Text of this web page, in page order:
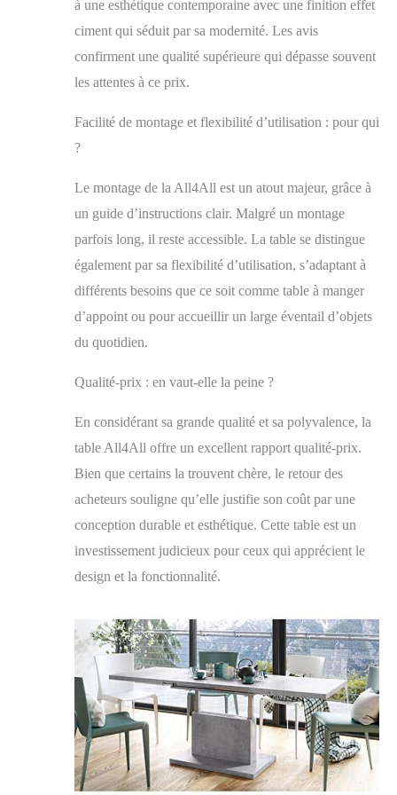
confort d'utilisation
maximal. Stabilité et
solidité – Conçue
pour assurer une
extension et un
sa fabrication
soignée garantissent
optimale de la table,
vous permettant de
l'utiliser en toute
circonstances, sans
d'instabilité.
Matériaux de haute
qualité – Fabriquée
en aggloméré laminé
mat double face,
d'épaisseurs de 18 et
renfort
supplémentaire
jusqu'à 36 mm. Les
chants ABS de 1 mm
élégante et la
protègent des
dommages et de
l'usure quotidienne,
lui assurant ainsi une
longue durée de vie.
Montage facile -
Notre table basse est
conçue pour un
montage rapide et
à une esthétique contemporaine avec une finition effet
ciment qui séduit par sa modernité. Les avis
confirment une qualité supérieure qui dépasse souvent
les attentes à ce prix.
Facilité de montage et flexibilité d’utilisation : pour qui
?
Le montage de la All4All est un atout majeur, grâce à
un guide d’instructions clair. Malgré un montage
parfois long, il reste accessible. La table se distingue
également par sa flexibilité d’utilisation, s’adaptant à
différents besoins que ce soit comme table à manger
d’appoint ou pour accueillir un large éventail d’objets
du quotidien.
Qualité-prix : en vaut-elle la peine ?
En considérant sa grande qualité et sa polyvalence, la
table All4All offre un excellent rapport qualité-prix.
Bien que certains la trouvent chère, le retour des
acheteurs souligne qu’elle justifie son coût par une
conception durable et esthétique. Cette table est un
investissement judicieux pour ceux qui apprécient le
design et la fonctionnalité.